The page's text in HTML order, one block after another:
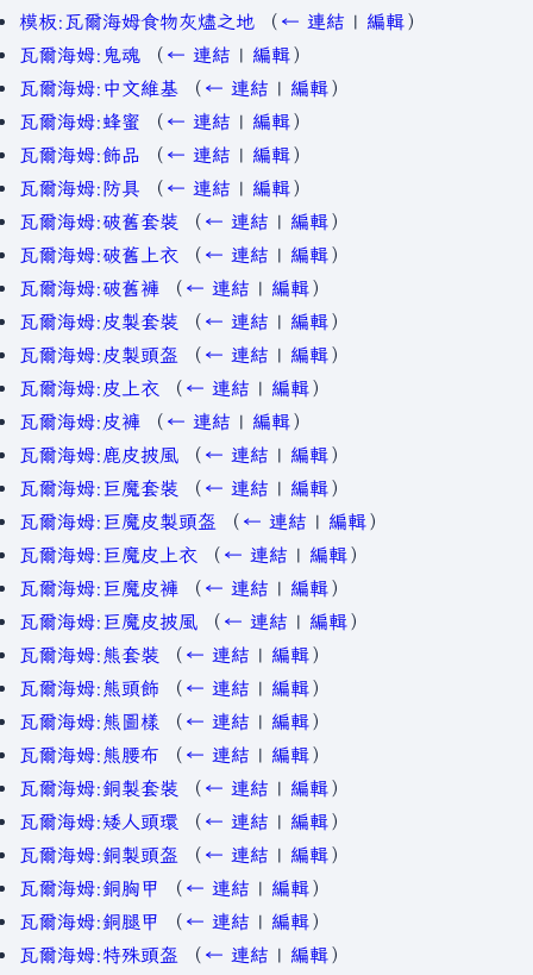
模板:瓦爾海姆食物灰燼之地
（ ← 連結 | 編輯）
瓦爾海姆:鬼魂
（ ← 連結 | 編輯）
瓦爾海姆:中文維基
（ ← 連結 | 編輯）
瓦爾海姆:蜂蜜
（ ← 連結 | 編輯）
瓦爾海姆:飾品
（ ← 連結 | 編輯）
瓦爾海姆:防具
（ ← 連結 | 編輯）
瓦爾海姆:破舊套裝
（ ← 連結 | 編輯）
瓦爾海姆:破舊上衣
（ ← 連結 | 編輯）
瓦爾海姆:破舊褲
（ ← 連結 | 編輯）
瓦爾海姆:皮製套裝
（ ← 連結 | 編輯）
瓦爾海姆:皮製頭盔
（ ← 連結 | 編輯）
瓦爾海姆:皮上衣
（ ← 連結 | 編輯）
瓦爾海姆:皮褲
（ ← 連結 | 編輯）
瓦爾海姆:鹿皮披風
（ ← 連結 | 編輯）
瓦爾海姆:巨魔套裝
（ ← 連結 | 編輯）
瓦爾海姆:巨魔皮製頭盔
（ ← 連結 | 編輯）
瓦爾海姆:巨魔皮上衣
（ ← 連結 | 編輯）
瓦爾海姆:巨魔皮褲
（ ← 連結 | 編輯）
瓦爾海姆:巨魔皮披風
（ ← 連結 | 編輯）
瓦爾海姆:熊套裝
（ ← 連結 | 編輯）
瓦爾海姆:熊頭飾
（ ← 連結 | 編輯）
瓦爾海姆:熊圖樣
（ ← 連結 | 編輯）
瓦爾海姆:熊腰布
（ ← 連結 | 編輯）
瓦爾海姆:銅製套裝
（ ← 連結 | 編輯）
瓦爾海姆:矮人頭環
（ ← 連結 | 編輯）
瓦爾海姆:銅製頭盔
（ ← 連結 | 編輯）
瓦爾海姆:銅胸甲
（ ← 連結 | 編輯）
瓦爾海姆:銅腿甲
（ ← 連結 | 編輯）
瓦爾海姆:特殊頭盔
（ ← 連結 | 編輯）